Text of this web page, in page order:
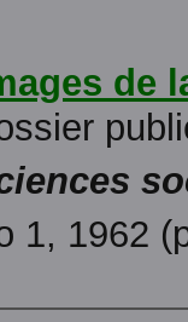
de
1, 1962